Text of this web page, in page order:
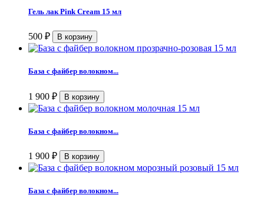
Гель лак Pink Cream 15 мл
500 ₽
База с файбер волокном...
1 900 ₽
База с файбер волокном...
1 900 ₽
База с файбер волокном...